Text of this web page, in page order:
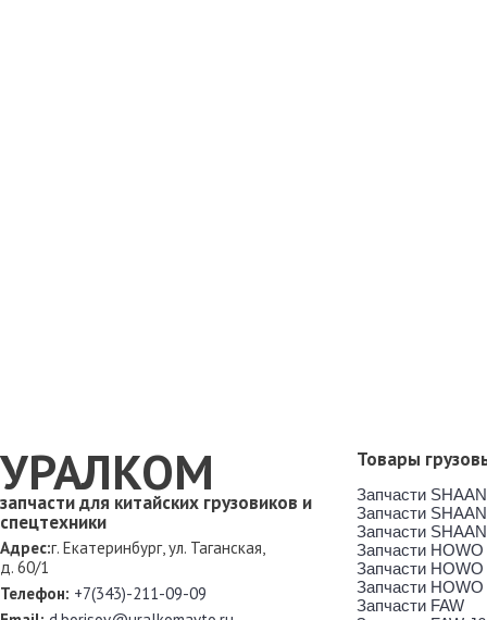
УРАЛКОМ
запчасти для китайских грузовиков и
спецтехники
Адрес:г. Екатеринбург, ул. Таганская,
д. 60/1
Телефон: +7(343)-211-09-09
Товары
Запчасти
Запчасти
Запчасти
Запчасти HOWO
Запчасти
Запчасти HOWO
Запчасти FAW